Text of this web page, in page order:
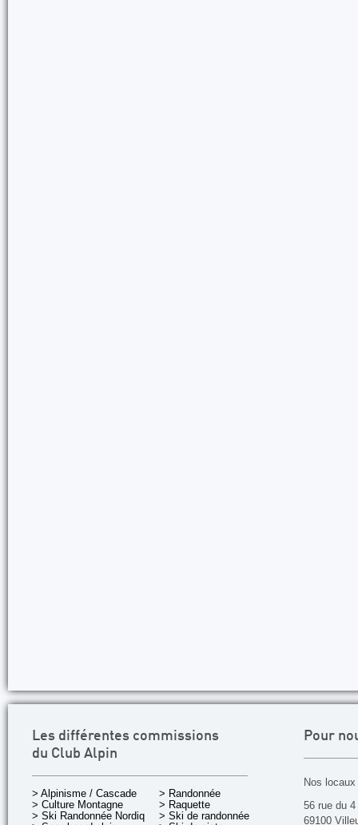
Les différentes commissions
du Club Alpin
> Alpinisme / Cascade
> Culture Montagne
> Ski Randonnée Nordique
> Randonnée
> Raquette
> Ski de randonnée
Pour
Nos
56 rue du
69100